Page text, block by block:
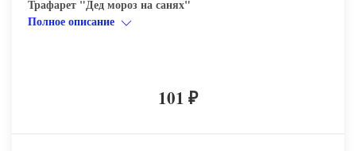
Трафарет "Дед мороз на санях"
Полное описание
101 ₽